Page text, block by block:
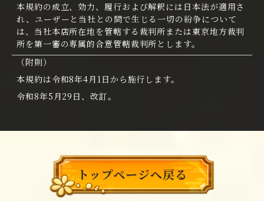
本規約の成立、効力、履行および解釈には日本法が適用さ
れ、ユーザーと当社との間で生じる一切の紛争について
は、当社本店所在地を管轄する裁判所または東京地方裁判
所を第一審の専属的合意管轄裁判所とします。
（附則）
本規約は令和8年4月1日から施行します。
令和8年5月29日、改訂。
トップページへ戻る